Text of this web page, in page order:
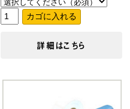
詳細はこちら